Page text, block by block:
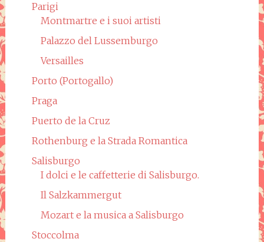
Parigi
Montmartre e i suoi artisti
Palazzo del Lussemburgo
Versailles
Porto (Portogallo)
Praga
Puerto de la Cruz
Rothenburg e la Strada Romantica
Salisburgo
I dolci e le caffetterie di Salisburgo.
Il Salzkammergut
Mozart e la musica a Salisburgo
Stoccolma